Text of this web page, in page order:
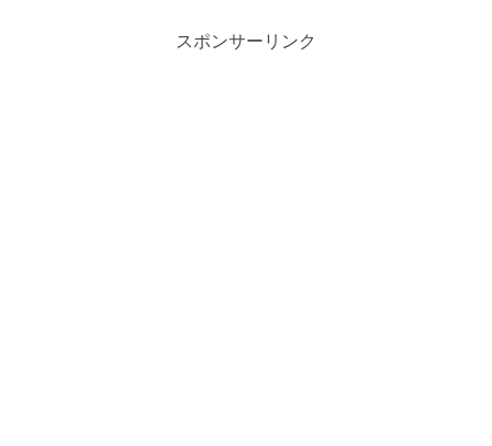
スポンサーリンク